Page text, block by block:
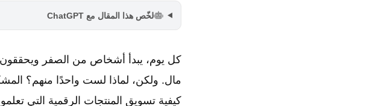
لخّص هذا المقال مع ChatGPT
كل يوم، يبدأ أشخاص من الصفر ويحققون
مال. ولكن، لماذا لست واحدًا منهم؟
كيفية تسويق المنتجات الرقمية التي